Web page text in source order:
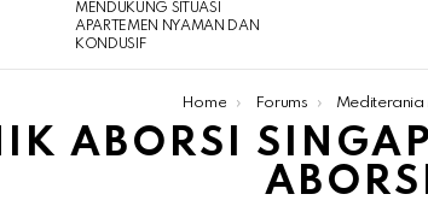
MENDUKUNG SITUASI
APARTEMEN NYAMAN DAN
KONDUSIF
Home Forums Mediterania
ABORSI